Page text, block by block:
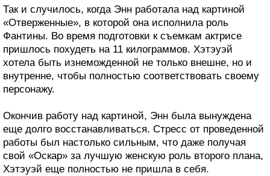
Так и случилось, когда Энн работала над картиной
«Отверженные», в которой она исполнила роль
Фантины. Во время подготовки к съемкам актрисе
пришлось похудеть на 11 килограммов. Хэтэуэй
хотела быть изнеможденной не только внешне, но и
внутренне, чтобы полностью соответствовать своему
персонажу.
Окончив работу над картиной, Энн была вынуждена
еще долго восстанавливаться. Стресс от проведенной
работы был настолько сильным, что даже получая
свой «Оскар» за лучшую женскую роль второго плана,
Хэтэуэй еще полностью не пришла в себя.